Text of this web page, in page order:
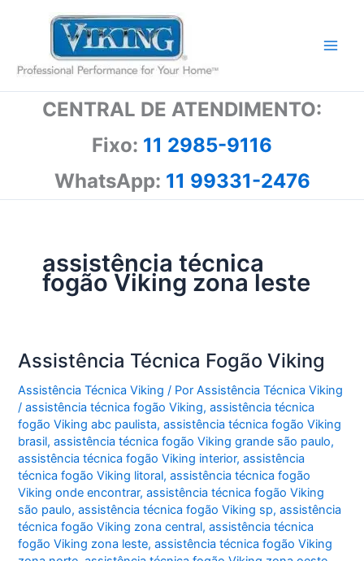
conteúdo
CENTRAL DE ATENDIMENTO:
Fixo: 11 2985-9116
WhatsApp: 11 99331-2476
assistência técnica
fogão Viking zona leste
Assistência Técnica Fogão Viking
Assistência Técnica Viking / PorAssistência Técnica Viking
/assistência técnica fogão Viking,assistência técnica
fogão Viking abc paulista,assistência técnica fogão Viking
brasil,assistência técnica fogão Viking grande são paulo,
assistência técnica fogão Viking interior,assistência
técnica fogão Viking litoral,assistência técnica fogão
Viking onde encontrar,assistência técnica fogão Viking
são paulo,assistência técnica fogão Viking sp,assistência
técnica fogão Viking zona central,assistência técnica
fogão Viking zona leste,assistência técnica fogão Viking